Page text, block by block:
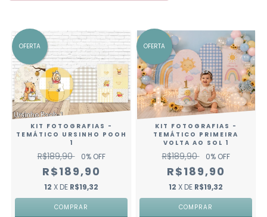
OFERTA
KIT FOTOGRAFIAS -
TEMÁTICO URSINHO POOH
1
R$189,90 0% OFF
R$189,90
12 X DE R$19,32
OFERTA
KIT FOTOGRAFIAS -
TEMÁTICO PRIMEIRA
VOLTA AO SOL 1
R$189,90 0% OFF
R$189,90
12 X DE R$19,32